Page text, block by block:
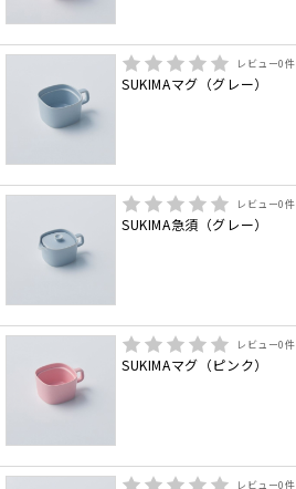
レビュー0件
SUKIMAマグ（グレー）
レビュー0件
SUKIMA急須（グレー）
レビュー0件
SUKIMAマグ（ピンク）
レビュー0件